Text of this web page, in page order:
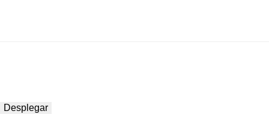
Desplegar